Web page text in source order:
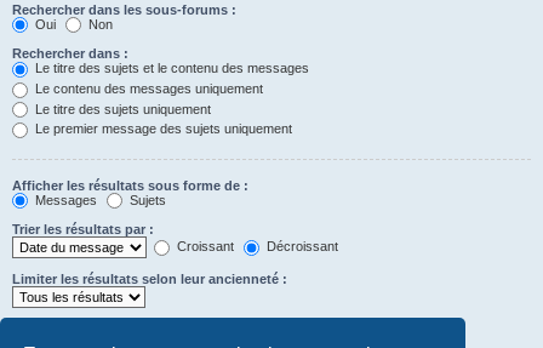
Rechercher dans les sous-forums :
Oui
Non
Rechercher dans :
Le titre des sujets et le contenu des messages
Le contenu des messages uniquement
Le titre des sujets uniquement
Le premier message des sujets uniquement
Afficher les résultats sous forme de :
Messages
Sujets
Trier les résultats par :
Croissant
Décroissant
Limiter les résultats selon leur ancienneté :